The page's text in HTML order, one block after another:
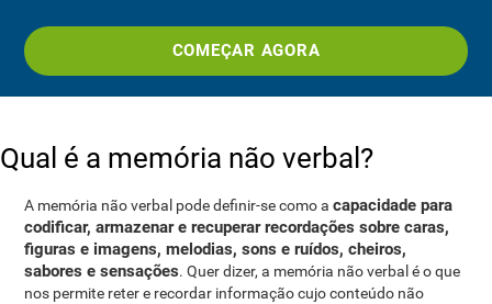
COMEÇAR AGORA
Qual é a memória não verbal?
A memória não verbal pode definir-se como acapacidade para
codificar, armazenar e recuperar recordações sobre caras,
figuras e imagens, melodias, sons e ruídos, cheiros,
sabores e sensações. Quer dizer, a memória não verbal é o que
nos permite reter e recordar informação cujo conteúdo não